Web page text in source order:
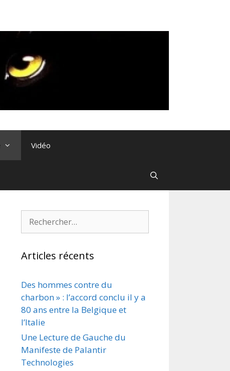
Vidéo
Rechercher :
Articles récents
Des hommes contre du
charbon » : l’accord conclu il y a
80 ans entre la Belgique et
l’Italie
Une Lecture de Gauche du
Manifeste de Palantir
Technologies